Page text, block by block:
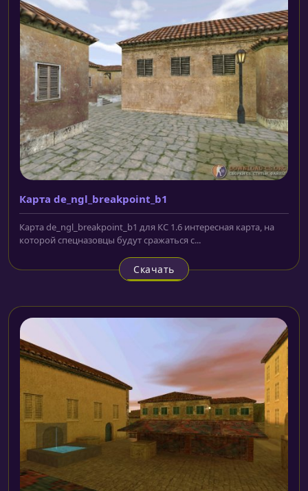
Карта de_ngl_breakpoint_b1
Карта de_ngl_breakpoint_b1 для КС 1.6 интересная карта, на
которой спецназовцы будут сражаться с...
Скачать